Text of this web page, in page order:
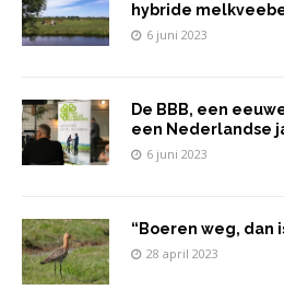
hybride
6 juni 2023
De BBB, een
een Nederlandse
6 juni 2023
“Boeren weg, dan
28 april 2023